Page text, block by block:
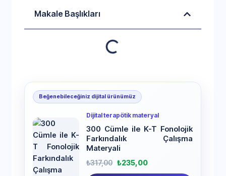
Makale Başlıkları
Beğenebileceğiniz dijital ürünümüz
Dijital terapötik materyal
300 Cümle ile K-T Fonolojik
Farkındalık Çalışma
Materyali
₺317,00 ₺235,00